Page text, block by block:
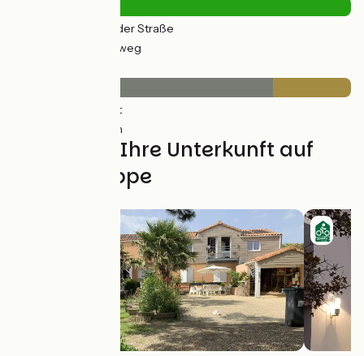
(28%) Auf der Straße
(72%) Radweg
(77%) Glatt
(23%) Rauh
Finden Sie Ihre Unterkunft auf
dieser Etappe